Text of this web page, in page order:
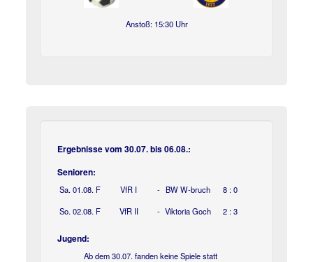
Anstoß: 15:30 Uhr
Ergebnisse vom 30.07. bis 06.08.:
Senioren:
Sa. 01.08. F VfR I - BW W-bruch
8 : 0
So. 02.08. F VfR II - Viktoria Goch 2 : 3
Jugend:
Ab dem 30.07. fanden keine Spiele statt